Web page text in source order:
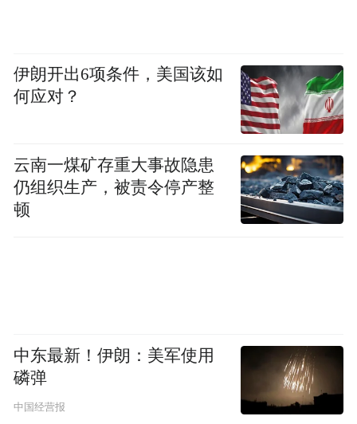
力军。与儿子一同在哈尔滨工业大学的展台
前咨询的吴先生说，一大早从南昌县赶到红
谷滩区，为了让孩子跟自己的心仪大学面对
面沟通。“工作人员介绍得很详细，也让我们
对学校的相关专业，培育方向有了全面了
解。”吴先生说道。
有两天时间，广大考生与家长，都可以参与
来到现场，参加此次咨询会。
伊朗开出6项条件，美国该如
何应对？
云南一煤矿存重大事故隐患
仍组织生产，被责令停产整
顿
中东最新！伊朗：美军使用
磷弹
中国经营报